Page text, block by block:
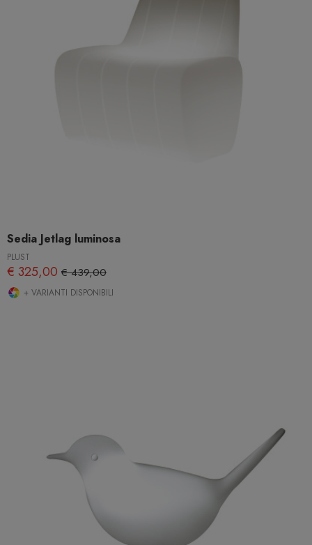
Sedia Jetlag luminosa
PLUST
€ 325,00 € 439,00
+ VARIANTI DISPONIBILI